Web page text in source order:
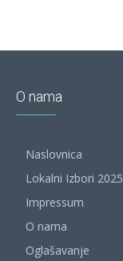
O nama
Naslovnica
Lokalni Izbori 2025
Impressum
O nama
Oglašavanje